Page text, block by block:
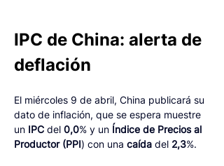
IPC de China: alerta de
deflación
El miércoles 9 de abril, China publicará su
dato de inflación, que se espera muestre
un IPC del 0,0% y un Índice de Precios al
Productor (PPI) con una caída del 2,3%.